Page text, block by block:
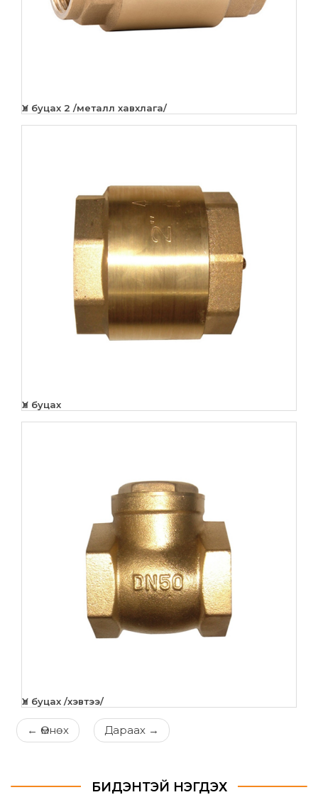
Үл буцах 2 /металл хавхлага/
Үл буцах
Үл буцах /хэвтээ/
← Өмнөх Дараах →
БИДЭНТЭЙ НЭГДЭХ